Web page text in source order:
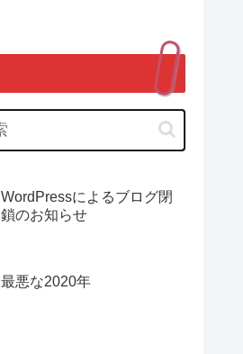
WordPressによるブログ閉
鎖のお知らせ
最悪な2020年